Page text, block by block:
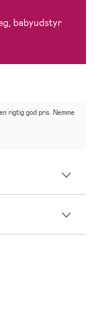
babyudstyr
rigtig god pris. Nemme